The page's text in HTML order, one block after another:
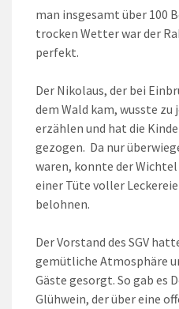
man insgesamt über 100
trocken Wetter war der
perfekt.
Der Nikolaus, der bei
dem Wald kam, wusste zu
erzählen und hat die
gezogen. Da nur
waren, konnte der Wichtel
einer Tüte voller
belohnen.
Der Vorstand des SGV
gemütliche Atmosphäre
Gäste gesorgt. So gab es
Glühwein, der über eine